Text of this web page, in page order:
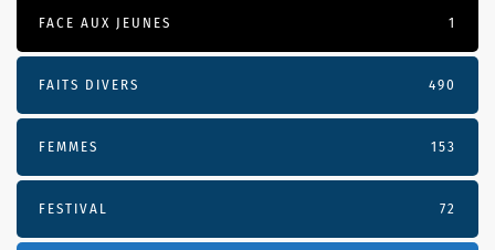
FACE AUX JEUNES 1
FAITS DIVERS 490
FEMMES 153
FESTIVAL 72